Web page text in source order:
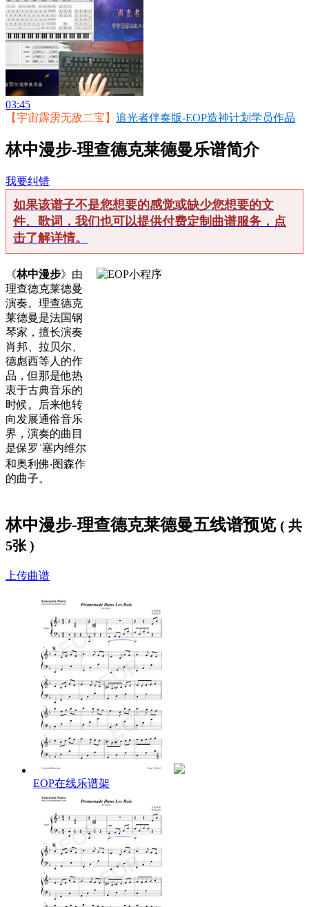
03:45
【宇宙霹雳无敌二宝】 追光者伴奏版-EOP造神计划学员作品
林中漫步-理查德克莱德曼乐谱简介
我要纠错
如果该谱子不是您想要的感觉或缺少您想要的文
件、歌词，我们也可以提供付费定制曲谱服务，点
击了解详情。
《林中漫步》由
理查德克莱德曼
演奏。理查德克
莱德曼是法国钢
琴家，擅长演奏
肖邦、拉贝尔、
德彪西等人的作
品，但那是他热
衷于古典音乐的
时候。后来他转
向发展通俗音乐
界，演奏的曲目
是保罗˙塞内维尔
和奥利佛‧图森作
的曲子。
林中漫步-理查德克莱德曼五线谱预览 ( 共
5张 )
上传曲谱
EOP在线乐谱架